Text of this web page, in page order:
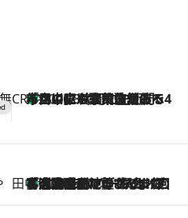
CREA'S CHOICE
2026.8.7
「立川にも歌舞伎があるんだよ」 片岡仁左衛門・市川中車ら豪華座組みで4年目の立川立飛歌舞伎へ
田中稲の勝手に再ブーム
2026.8.7
「湘南乃風に憧れて」観客大盛上がりの“タオル回し”に、ラッパー顔負けの高速歌唱まで…さだまさし（74）のアグレッシブすぎる現在地